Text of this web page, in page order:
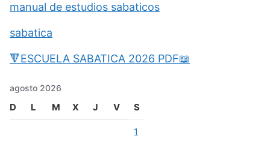
manual de estudios sabaticos
sabatica
🔻ESCUELA SABATICA 2026 PDF📖
agosto 2026
D L M X J V S
1